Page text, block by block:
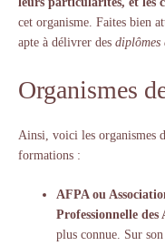
cet organisme. Faites bien
apte à délivrer des diplômes
Organismes
Ainsi, voici les organismes
formations :
AFPA ou
Professionnelle des
plus connue. Sur